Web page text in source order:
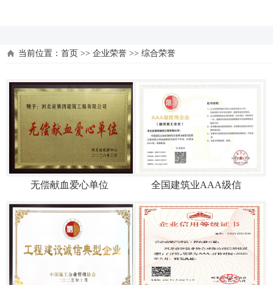
当前位置： 首页 >> 企业荣誉 >> 综合荣誉
无偿献血爱心单位 全国建筑业AAA级信